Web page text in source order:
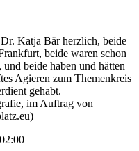
Katja Bär herzlich, beide
beide waren schon
beide haben und hätten
Agieren zum Themenkreis
gehabt.
im Auftrag von